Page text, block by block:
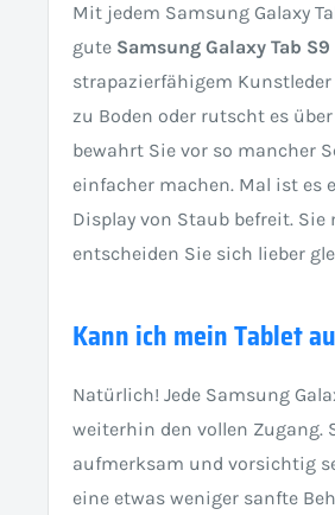
Mit jedem Samsung Galaxy
gute Samsung Galaxy Tab
strapazierfähigem
zu Boden oder rutscht es
bewahrt Sie vor so mancher
einfacher machen. Mal ist es
Display von Staub befreit.
entscheiden Sie sich lieber
Kann ich mein Tablet
Natürlich! Jede Samsung
weiterhin den vollen Zugang.
aufmerksam und vorsichtig
eine etwas weniger sanfte